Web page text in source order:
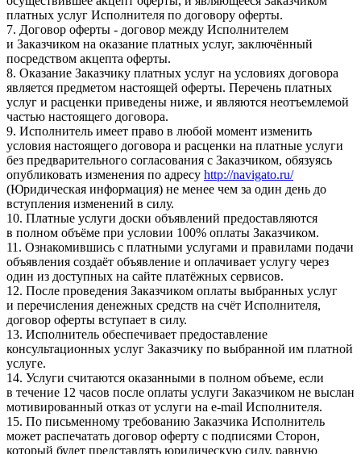
платных услуг Исполнителя по договору оферты.
7. Договор оферты - договор между Исполнителем
и Заказчиком на оказание платных услуг, заключённый
посредством акцепта оферты.
8. Оказание Заказчику платных услуг на условиях договора
является предметом настоящей оферты. Перечень платных
услуг и расценки приведены ниже, и являются неотъемлемой
частью настоящего договора.
9. Исполнитель имеет право в любой момент изменить
условия настоящего договора и расценки на платные услуги
без предварительного согласования с Заказчиком, обязуясь
опубликовать изменения по адресу http://navigato.ru/
(Юридическая информация) не менее чем за один день до
вступления изменений в силу.
10. Платные услуги доски объявлений предоставляются
в полном объёме при условии 100% оплаты Заказчиком.
11. Ознакомившись с платными услугами и правилами подачи
объявления создаёт объявление и оплачивает услугу через
один из доступных на сайте платёжных сервисов.
12. После проведения Заказчиком оплаты выбранных услуг
и перечисления денежных средств на счёт Исполнителя,
договор оферты вступает в силу.
13. Исполнитель обеспечивает предоставление
консультационных услуг Заказчику по выбранной им платной
услуге.
14. Услуги считаются оказанными в полном объеме, если
в течение 12 часов после оплаты услуги Заказчиком не выслан
мотивированный отказ от услуги на e-mail Исполнителя.
15. По письменному требованию Заказчика Исполнитель
может распечатать договор оферту с подписями Сторон,
который будет представлять юридическую силу, равную